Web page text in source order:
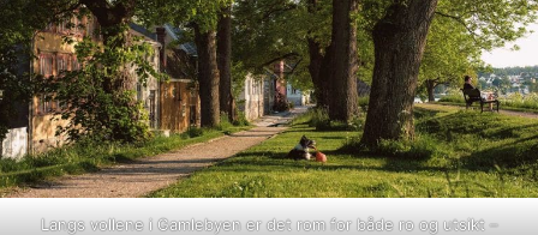
Langs vollene i Gamlebyen er det rom for både ro og utsikt –